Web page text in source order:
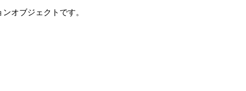
オブジェクトです。